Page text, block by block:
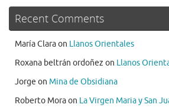
Recent Comments
María Claraon Llanos Orientales
Roxana beltrán ordoñez on Llanos
Jorge on Mina de Obsidiana
Roberto Moraon La Virgen Maria y San